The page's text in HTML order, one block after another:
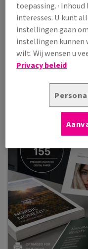
Het ongestreken
Indigo's Electroink weer
toepassing. ·
interesses. U kunt
instellingen gaan
instellingen kunnen
wilt. Wij wensen u
Privacy beleid